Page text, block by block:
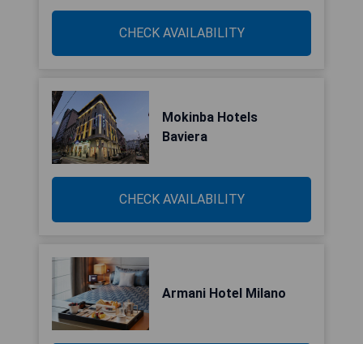
CHECK AVAILABILITY
Mokinba Hotels
Baviera
CHECK AVAILABILITY
Armani Hotel Milano